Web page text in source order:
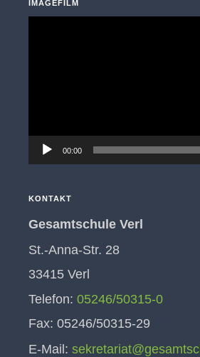
IMAGEFILM
00:00
KONTAKT
Gesamtschule Verl
St.-Anna-Str. 28
33415 Verl
Telefon: 05246/50315-0
Fax: 05246/50315-29
E-Mail: